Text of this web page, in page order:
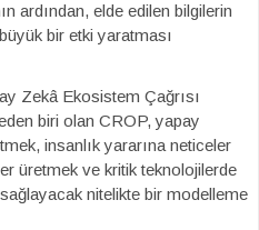
ardından, elde edilen bilgilerin
bir etki yaratması
Zekâ Ekosistem Çağrısı
biri olan CROP, yapay
insanlık yararına neticeler
üretmek ve kritik teknolojilerde
nitelikte bir modelleme